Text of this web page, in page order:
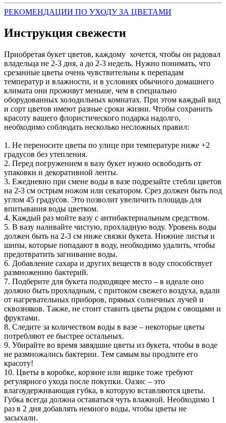
РЕКОМЕНДАЦИИ ПО УХОДУ ЗА ЦВЕТАМИ
Инструкция свежести
Приобретая букет цветов, каждому хочется, чтобы он радовал
владельца не 2-3 дня, а до 2-3 недель. Нужно понимать, что
срезанные цветы очень чувствительны к перепадам
температур и влажности, и в условиях обычного домашнего
климата они проживут меньше, чем в специально
оборудованных холодильных комнатах. При этом каждый вид
и сорт цветов имеют разные сроки жизни. Чтобы сохранить
красоту вашего флористического подарка надолго,
необходимо соблюдать несколько несложных правил:
1. Не переносите цветы по улице при температуре ниже +2
градусов без утепления.
2. Перед погружением в вазу букет нужно освободить от
упаковки и декоративной ленты.
3. Ежедневно при смене воды в вазе подрезайте стебли цветов
на 2-3 см острым ножом или секатором. Срез должен быть под
углом 45 градусов. Это позволит увеличить площадь для
впитывания воды цветком.
4. Каждый раз мойте вазу с антибактериальным средством.
5. В вазу наливайте чистую, прохладную воду. Уровень воды
должен быть на 2-3 см ниже связки букета. Нижние листья и
шипы, которые попадают в воду, необходимо удалить, чтобы
предотвратить загнивание воды.
6. Добавление сахара и других веществ в воду способствует
размножению бактерий.
7. Подберите для букета подходящее место – в идеале оно
должно быть прохладным, с притоком свежего воздуха, вдали
от нагревательных приборов, прямых солнечных лучей и
сквозняков. Также, не стоит ставить цветы рядом с овощами и
фруктами.
8. Следите за количеством воды в вазе – некоторые цветы
потребляют ее быстрее остальных.
9. Убирайте во время завядшие цветы из букета, чтобы в воде
не размножались бактерии. Тем самым вы продлите его
красоту!
10. Цветы в коробке, корзине или ящике тоже требуют
регулярного ухода после покупки. Оазис – это
влагоудерживающая губка, в которую вставляются цветы.
Губка всегда должна оставаться чуть влажной. Необходимо 1
раз в 2 дня добавлять немного воды, чтобы цветы не
засыхали.